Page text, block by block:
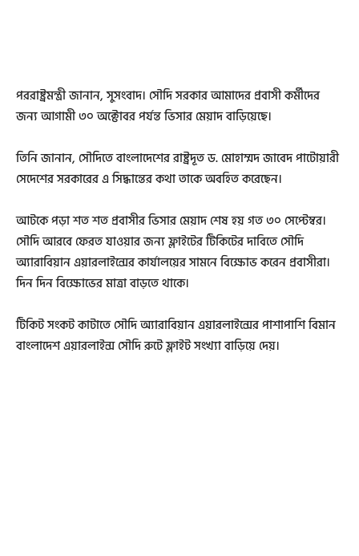
পররাষ্ট্রমন্ত্রী জানান, সুসংবাদ। সৌদি সরকার আমাদের প্রবাসী কর্মীদের
জন্য আগামী ৩০ অক্টোবর পর্যন্ত ভিসার মেয়াদ বাড়িয়েছে।
তিনি জানান, সৌদিতে বাংলাদেশের রাষ্ট্রদূত ড. মোহাম্মদ জাবেদ পাটোয়ারী
সেদেশের সরকারের এ সিদ্ধান্তের কথা তাকে অবহিত করেছেন।
আটকে পড়া শত শত প্রবাসীর ভিসার মেয়াদ শেষ হয় গত ৩০ সেপ্টেম্বর।
সৌদি আরবে ফেরত যাওয়ার জন্য ফ্লাইটের টিকিটের দাবিতে সৌদি
অ্যারাবিয়ান এয়ারলাইন্সের কার্যালয়ের সামনে বিক্ষোভ করেন প্রবাসীরা।
দিন দিন বিক্ষোভের মাত্রা বাড়তে থাকে।
টিকিট সংকট কাটাতে সৌদি অ্যারাবিয়ান এয়ারলাইন্সের পাশাপাশি বিমান
বাংলাদেশ এয়ারলাইন্স সৌদি রুটে ফ্লাইট সংখ্যা বাড়িয়ে দেয়।